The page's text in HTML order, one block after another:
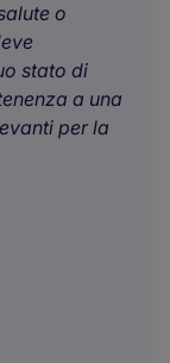
o
stato di
a una
per la